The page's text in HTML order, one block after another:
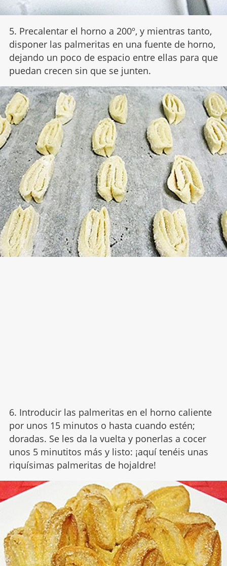
5. Precalentar el horno a 200º, y mientras tanto,
disponer las palmeritas en una fuente de horno,
dejando un poco de espacio entre ellas para que
puedan crecen sin que se junten.
6. Introducir las palmeritas en el horno caliente
por unos 15 minutos o hasta cuando estén;
doradas. Se les da la vuelta y ponerlas a cocer
unos 5 minutitos más y listo: ¡aquí tenéis unas
riquísimas palmeritas de hojaldre!